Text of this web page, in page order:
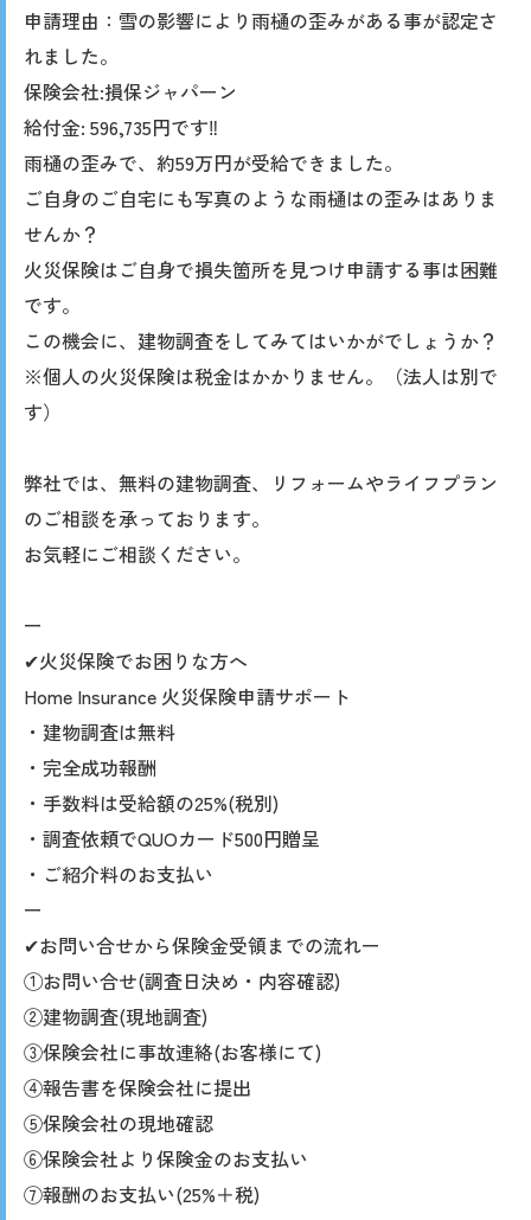
申請理由：雪の影響により雨樋の歪みがある事が認定さ
れました。
保険会社:損保ジャパーン
給付金: 596,735円です‼︎
雨樋の歪みで、約59万円が受給できました。
ご自身のご自宅にも写真のような雨樋はの歪みはありま
せんか？
火災保険はご自身で損失箇所を見つけ申請する事は困難
です。
この機会に、建物調査をしてみてはいかがでしょうか？
※個人の火災保険は税金はかかりません。（法人は別で
す）
弊社では、無料の建物調査、リフォームやライフプラン
のご相談を承っております。
お気軽にご相談ください。
ー
✔︎火災保険でお困りな方へ
Home Insurance 火災保険申請サポート
・建物調査は無料
・完全成功報酬
・手数料は受給額の25%(税別)
・調査依頼でQUOカード500円贈呈
・ご紹介料のお支払い
ー
✔︎お問い合せから保険金受領までの流れー
①お問い合せ(調査日決め・内容確認)
②建物調査(現地調査)
③保険会社に事故連絡(お客様にて)
④報告書を保険会社に提出
⑤保険会社の現地確認
⑥保険会社より保険金のお支払い
⑦報酬のお支払い(25%＋税)